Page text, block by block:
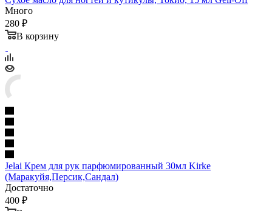
Много
280 ₽
В корзину
Jelai Крем для рук парфюмированный 30мл Kirkе
(Маракуйя,Персик,Сандал)
Достаточно
400 ₽